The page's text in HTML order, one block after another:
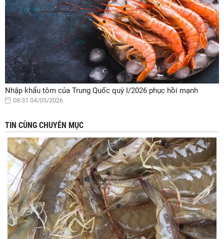
Nhập khẩu tôm của Trung Quốc quý I/2026 phục hồi mạnh
08:31 04/05/2026
TIN CÙNG CHUYÊN MỤC